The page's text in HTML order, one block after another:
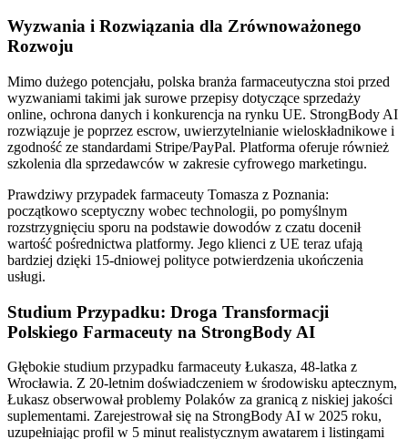
Wyzwania i Rozwiązania dla Zrównoważonego
Rozwoju
Mimo dużego potencjału, polska branża farmaceutyczna stoi przed
wyzwaniami takimi jak surowe przepisy dotyczące sprzedaży
online, ochrona danych i konkurencja na rynku UE. StrongBody AI
rozwiązuje je poprzez escrow, uwierzytelnianie wieloskładnikowe i
zgodność ze standardami Stripe/PayPal. Platforma oferuje również
szkolenia dla sprzedawców w zakresie cyfrowego marketingu.
Prawdziwy przypadek farmaceuty Tomasza z Poznania:
początkowo sceptyczny wobec technologii, po pomyślnym
rozstrzygnięciu sporu na podstawie dowodów z czatu docenił
wartość pośrednictwa platformy. Jego klienci z UE teraz ufają
bardziej dzięki 15-dniowej polityce potwierdzenia ukończenia
usługi.
Studium Przypadku: Droga Transformacji
Polskiego Farmaceuty na StrongBody AI
Głębokie studium przypadku farmaceuty Łukasza, 48-latka z
Wrocławia. Z 20-letnim doświadczeniem w środowisku aptecznym,
Łukasz obserwował problemy Polaków za granicą z niskiej jakości
suplementami. Zarejestrował się na StrongBody AI w 2025 roku,
uzupełniając profil w 5 minut realistycznym awatarem i listingami